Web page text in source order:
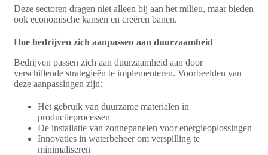
Deze sectoren dragen niet alleen bij aan het milieu, maar bieden
ook economische kansen en creëren banen.
Hoe bedrijven zich aanpassen aan duurzaamheid
Bedrijven passen zich aan duurzaamheid aan door
verschillende strategieën te implementeren. Voorbeelden van
deze aanpassingen zijn:
Het gebruik van duurzame materialen in
productieprocessen
De installatie van zonnepanelen voor energieoplossingen
Innovaties in waterbeheer om verspilling te
minimaliseren